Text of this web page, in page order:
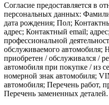
Согласие предоставляется в
персональных данных:
дата рождения; Пол;
адрес; Контактный email;
профессиональной
обслуживаемого автомобиля;
приобретен / обслуживался /
автомобиля при покупке / из
номерной знак автомобиля;
автомобиля; Перечень работ,
Перечень замененных деталей.